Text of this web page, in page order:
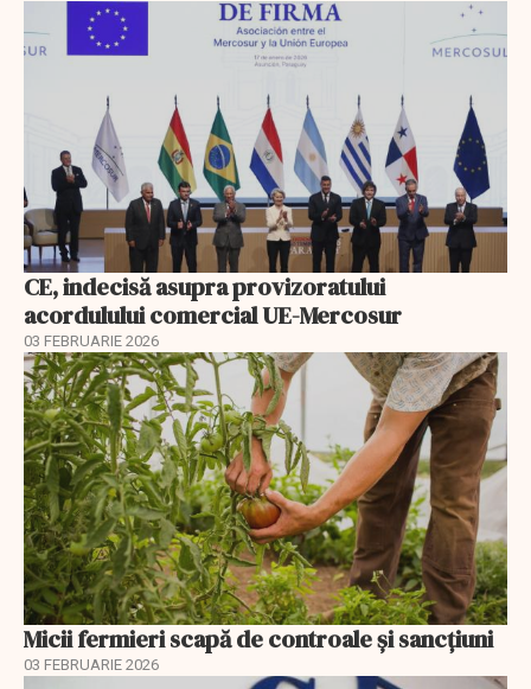
CE, indecisă asupra provizoratului
acordulului comercial UE-Mercosur
03 FEBRUARIE 2026
Micii fermieri scapă de controale și sancțiuni
03 FEBRUARIE 2026